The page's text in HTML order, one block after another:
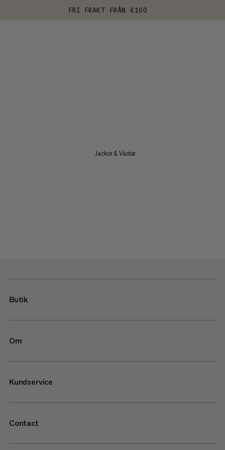
FRI FRAKT FRÅN €100
Jackor & Västar
Butik
Om
Kundservice
Contact